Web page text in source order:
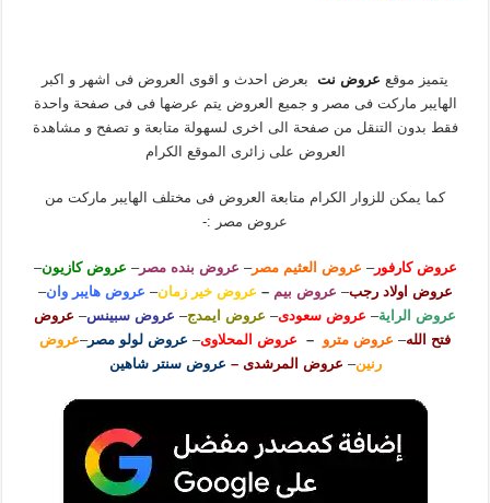
يتميز موقع عروض نتبعرض احدث و اقوى العروض فى اشهر و اكبر
الهايبر ماركت فى مصر و جميع العروض يتم عرضها فى فى صفحة واحدة
فقط بدون التنقل من صفحة الى اخرى لسهولة متابعة و تصفح و مشاهدة
العروض على زائرى الموقع الكرام
كما يمكن للزوار الكرام متابعة العروض فى مختلف الهايبر ماركت من
عروض مصر :-
عروض كارفور – عروض العثيم مصر – عروض بنده مصر – عروض كازيون–
عروض اولاد رجب– عروض بيم– عروض خير زمان– عروض هايبر وان–
عروض الراية– عروض سعودى– عروض ايمدج– عروض سبينس– عروض
فتح الله– عروض مترو– عروض المحلاوى– عروض لولو مصر –عروض
رنين– عروض المرشدى – عروض سنتر شاهين